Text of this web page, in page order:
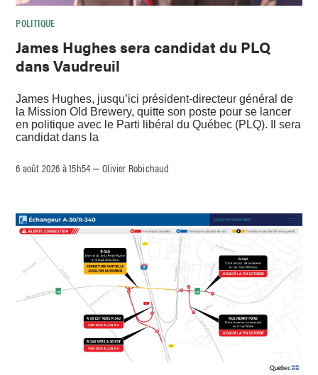
POLITIQUE
James Hughes sera candidat du PLQ
dans Vaudreuil
James Hughes, jusqu’ici président-directeur général de
la Mission Old Brewery, quitte son poste pour se lancer
en politique avec le Parti libéral du Québec (PLQ). Il sera
candidat dans la
6 août 2026 à 15h54 –Olivier Robichaud